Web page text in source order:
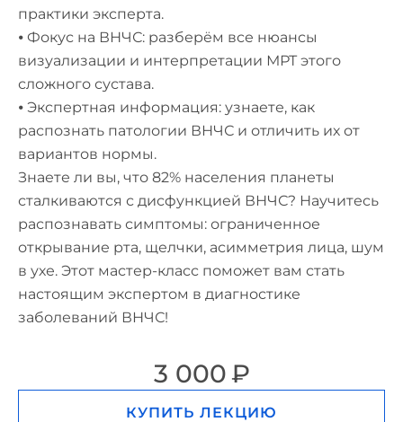
практики эксперта.
⦁ Фокус на ВНЧС: разберём все нюансы
визуализации и интерпретации МРТ этого
сложного сустава.
⦁ Экспертная информация: узнаете, как
распознать патологии ВНЧС и отличить их от
вариантов нормы.
Знаете ли вы, что 82% населения планеты
сталкиваются с дисфункцией ВНЧС? Научитесь
распознавать симптомы: ограниченное
открывание рта, щелчки, асимметрия лица, шум
в ухе. Этот мастер-класс поможет вам стать
настоящим экспертом в диагностике
заболеваний ВНЧС!
КУПИТЬ ЛЕКЦИЮ
3 000